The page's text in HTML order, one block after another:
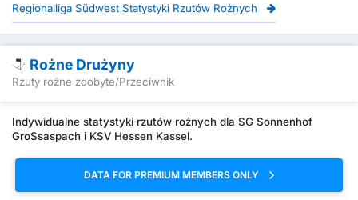
Regionalliga Südwest Statystyki Rzutów Rożnych
Rożne Drużyny
Rzuty rożne zdobyte/Przeciwnik
Indywidualne statystyki rzutów rożnych dla SG Sonnenhof
GroSsaspach i KSV Hessen Kassel.
DATA FOR PREMIUM MEMBERS ONLY